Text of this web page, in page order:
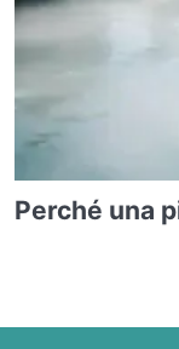
Perché una